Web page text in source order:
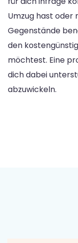
Umzug hast oder
Gegenstände
den
möchtest. Eine
dich dabei
abzuwickeln.